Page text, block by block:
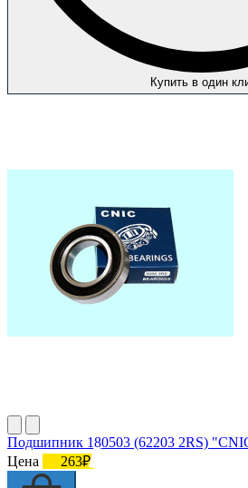
Купить в один
Подшипник 180503 (62203 2RS)
Цена
263₽